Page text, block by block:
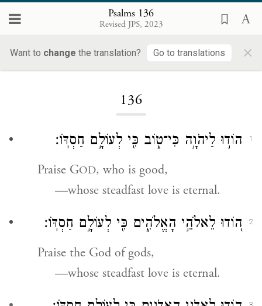
Psalms 136
Revised JPS, 2023
Want to change the translation? Go to translations ×
136
1 הוֹד֣וּ לַיהֹוָ֣ה כִּי־ט֑וֹב כִּ֖י לְעוֹלָ֣ם חַסְדּֽוֹ׃
Praise GOD, who is good,
—whose steadfast love is eternal.
2 ה֭וֹדוּ לֵאלֹהֵ֣י הָאֱלֹהִ֑ים כִּ֖י לְעוֹלָ֣ם חַסְדּֽוֹ׃
Praise the God of gods,
—whose steadfast love is eternal.